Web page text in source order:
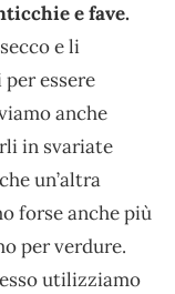
e fave.
e li
essere
anche
in svariate
un’altra
forse anche più
per verdure.
utilizziamo